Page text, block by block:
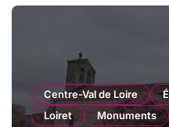
Centre-Val de Loire
Loiret
Monuments